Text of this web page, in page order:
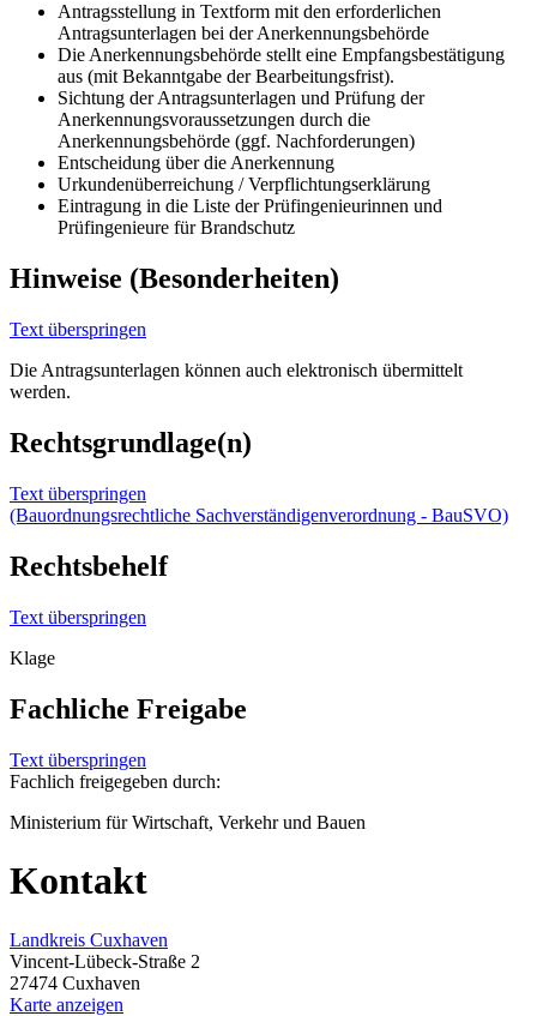
Antragsstellung in Textform mit den erforderlichen
Antragsunterlagen bei der Anerkennungsbehörde
Die Anerkennungsbehörde stellt eine Empfangsbestätigung
aus (mit Bekanntgabe der Bearbeitungsfrist).
Sichtung der Antragsunterlagen und Prüfung der
Anerkennungsvoraussetzungen durch die
Anerkennungsbehörde (ggf. Nachforderungen)
Entscheidung über die Anerkennung
Urkundenüberreichung / Verpflichtungserklärung
Eintragung in die Liste der Prüfingenieurinnen und
Prüfingenieure für Brandschutz
Hinweise (Besonderheiten)
Text überspringen
Die Antragsunterlagen können auch elektronisch übermittelt
werden.
Rechtsgrundlage(n)
Text überspringen
(Bauordnungsrechtliche Sachverständigenverordnung - BauSVO)
Rechtsbehelf
Text überspringen
Klage
Fachliche Freigabe
Text überspringen
Fachlich freigegeben durch:
Ministerium für Wirtschaft, Verkehr und Bauen
Kontakt
Landkreis Cuxhaven
Vincent-Lübeck-Straße 2
27474 Cuxhaven
Karte anzeigen